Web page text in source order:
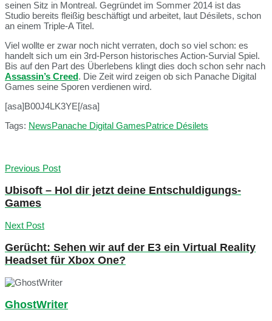
seinen Sitz in Montreal. Gegründet im Sommer 2014 ist das
Studio bereits fleißig beschäftigt und arbeitet, laut Désilets, schon
an einem Triple-A Titel.
Viel wollte er zwar noch nicht verraten, doch so viel schon: es
handelt sich um ein 3rd-Person historisches Action-Survial Spiel.
Bis auf den Part des Überlebens klingt dies doch schon sehr nach
Assassin’s Creed. Die Zeit wird zeigen ob sich Panache Digital
Games seine Sporen verdienen wird.
[asa]B00J4LK3YE[/asa]
Tags: NewsPanache Digital GamesPatrice Désilets
Previous Post
Ubisoft – Hol dir jetzt deine Entschuldigungs-
Games
Next Post
Gerücht: Sehen wir auf der E3 ein Virtual Reality
Headset für Xbox One?
GhostWriter